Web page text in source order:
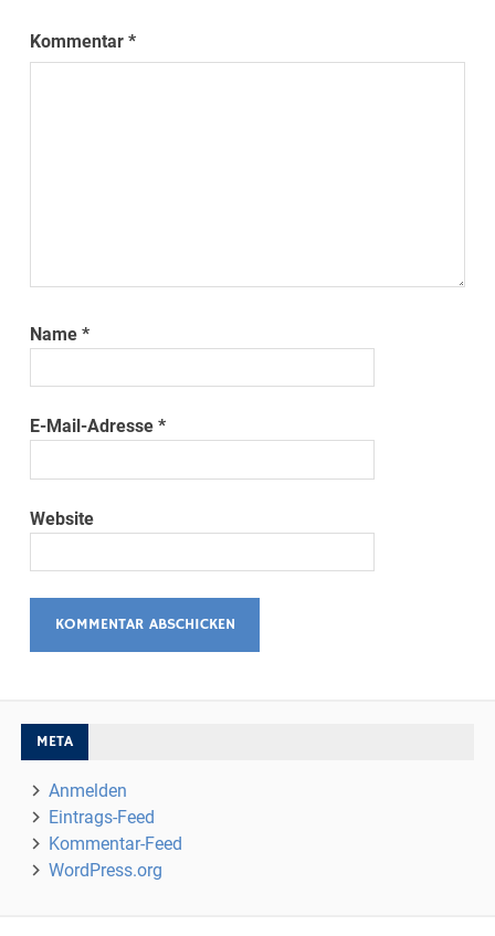
Kommentar*
Name*
E-Mail-Adresse*
Website
META
Anmelden
Eintrags-Feed
Kommentar-Feed
WordPress.org